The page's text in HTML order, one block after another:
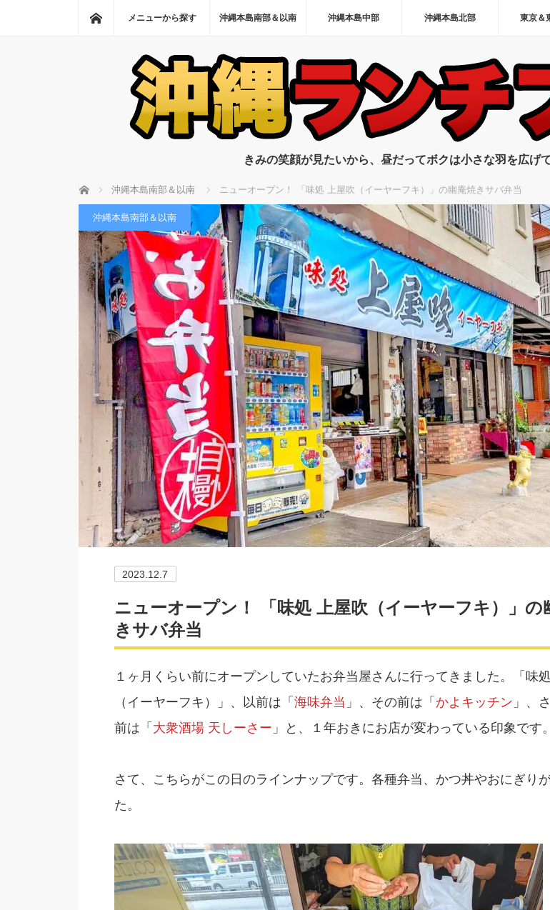
ホーム
メニューから探す 沖縄本島南部＆以南 沖縄本島中部 沖縄本島北部 東京＆
きみの笑顔が見たいから、昼だってボクは小さな羽を広げ
ホーム 沖縄本島南部＆以南 ニューオープン！ 「味処 上屋吹（イーヤーフキ）」の幽庵焼きサバ弁当
沖縄本島南部＆以南
2023.12.7
ニューオープン！ 「味処 上屋吹（イーヤーフキ）」の
きサバ弁当
１ヶ月くらい前にオープンしていたお弁当屋さんに行ってきました。「味
（イーヤーフキ）」、以前は「 海味弁当 」、その前は「 かよキッチン 」、
前は「 大衆酒場 天しーさー 」と、１年おきにお店が変わっている印象です。
さて、こちらがこの日のラインナップです。各種弁当、かつ丼やおにぎり
た。